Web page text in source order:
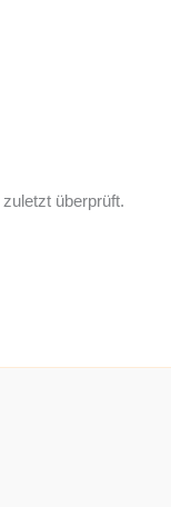
zuletzt überprüft.